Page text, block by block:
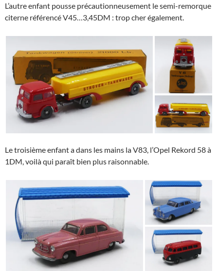
L’autre enfant pousse précautionneusement le semi-remorque
citerne référencé V45…3,45DM : trop cher également.
Le troisième enfant a dans les mains la V83, l’Opel Rekord 58 à
1DM, voilà qui paraît bien plus raisonnable.